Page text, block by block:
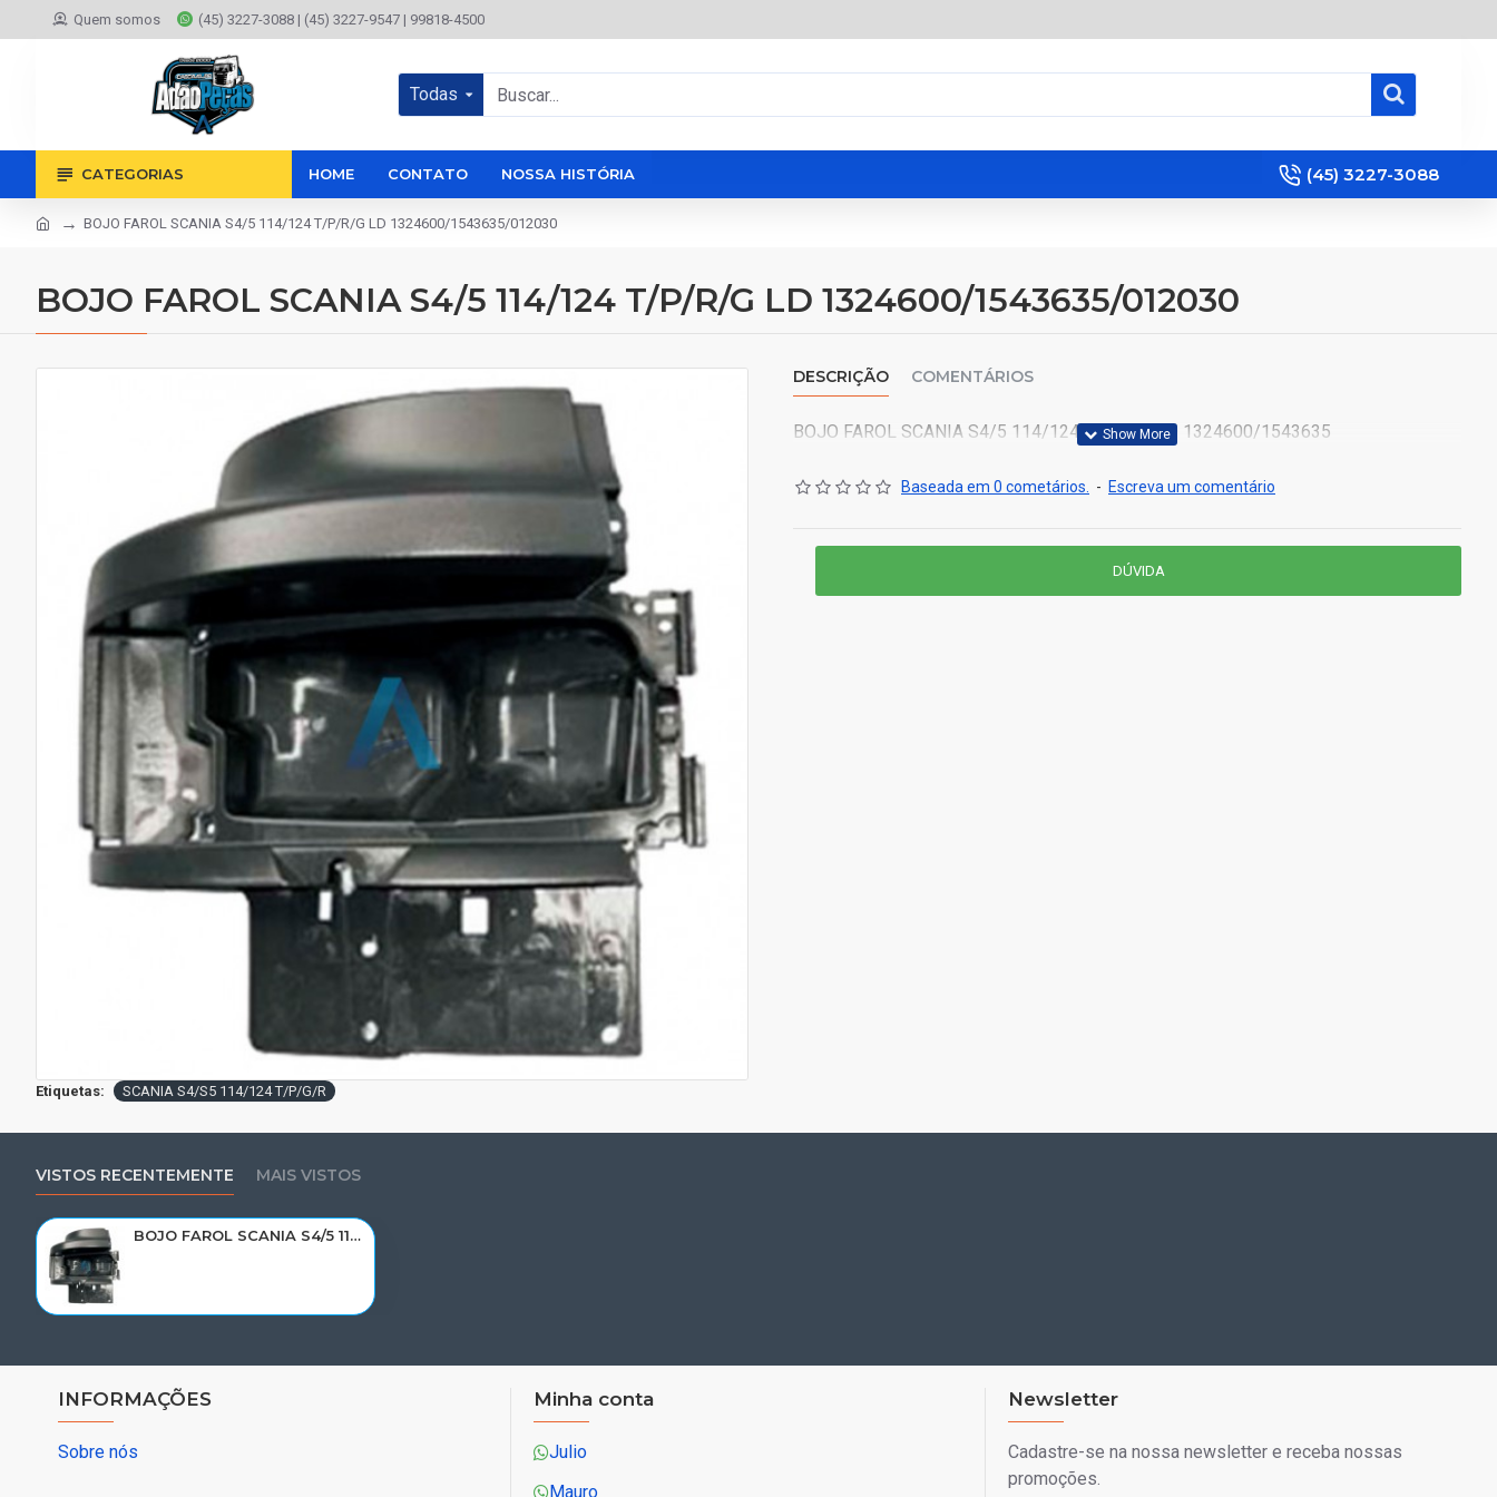
Quem somos (45) 3227-3088 | (45) 3227-9547 | 99818-4500
Todas
CATEGORIAS HOME CONTATO NOSSA HISTÓRIA (45) 3227-3088
BOJO FAROL SCANIA S4/5 114/124 T/P/R/G LD 1324600/1543635/012030
BOJO FAROL SCANIA S4/5 114/124 T/P/R/G LD 1324600/1543635/012030
DESCRIÇÃO COMENTÁRIOS
BOJO FAROL SCANIA S4/5 114/124 T/P/R/G LD 1324600/1543635
Baseada em 0 cometários. - Escreva um comentário
DÚVIDA
Etiquetas: SCANIA S4/S5 114/124 T/P/G/R
VISTOS RECENTEMENTE MAIS VISTOS
BOJO FAROL SCANIA S4/5 114/124 T/P/R/G LD 1324600/1543635/012030
INFORMAÇÕES
Sobre nós
Minha conta
Julio
Mauro
Newsletter
Cadastre-se na nossa newsletter e receba nossas
promoções.